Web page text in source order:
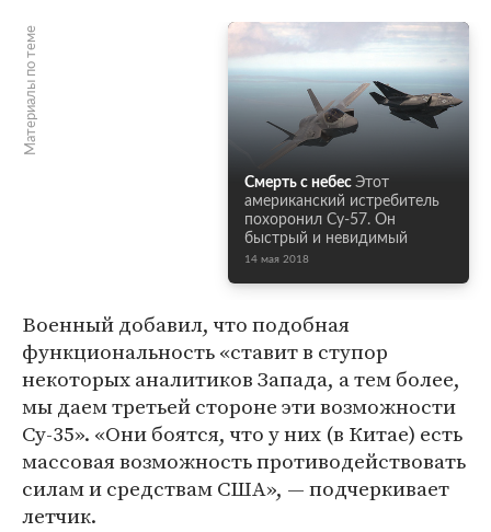
Материалы по теме
Смерть с небес Этот
американский истребитель
похоронил Су-57. Он
быстрый и невидимый
14 мая 2018
Военный добавил, что подобная
функциональность «ставит в ступор
некоторых аналитиков Запада, а тем более,
мы даем третьей стороне эти возможности
Су-35». «Они боятся, что у них (в Китае) есть
массовая возможность противодействовать
силам и средствам США», — подчеркивает
летчик.